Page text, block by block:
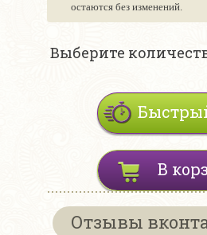
остаются без изменений.
Выберите
В
Отзывы